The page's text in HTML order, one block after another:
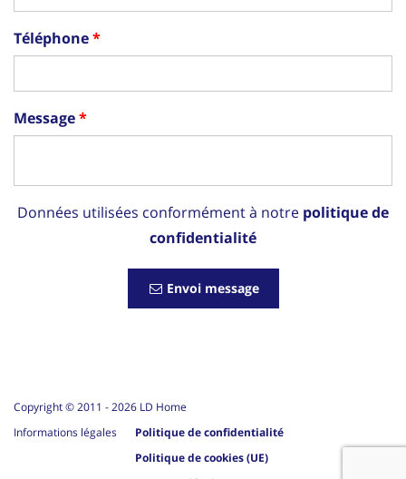
Téléphone
Message
Données utilisées conformément à notre politique de
confidentialité
Envoi message
Copyright © 2011 -2026 LD Home
Informations légales
Politique de confidentialité
Politique de cookies (UE)